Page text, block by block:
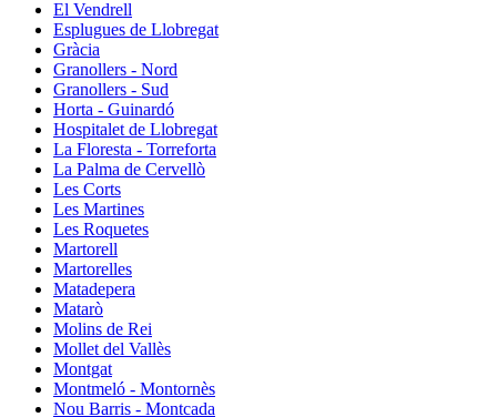
El Vendrell
Esplugues de Llobregat
Gràcia
Granollers - Nord
Granollers - Sud
Horta - Guinardó
Hospitalet de Llobregat
La Floresta - Torreforta
La Palma de Cervellò
Les Corts
Les Martines
Les Roquetes
Martorell
Martorelles
Matadepera
Matarò
Molins de Rei
Mollet del Vallès
Montgat
Montmeló - Montornès
Nou Barris - Montcada